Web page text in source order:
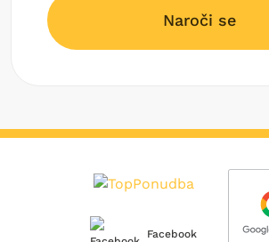
Naroči se
Facebook